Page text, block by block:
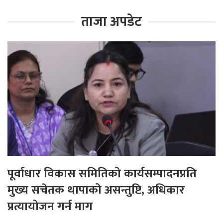
ताजा अपडेट
पूर्वाधार विकास समितिको कार्यसम्पादनप्रति
मुख्य सचेतक थापाको असन्तुष्टि, अधिकार
प्रत्यायोजन गर्न माग